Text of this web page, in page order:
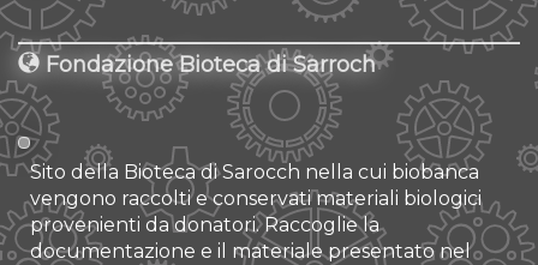
Fondazione Bioteca di Sarroch
Sito della Bioteca di Sarocch nella cui biobanca
vengono raccolti e conservati materiali biologici
provenienti da donatori. Raccoglie la
documentazione e il materiale presentato nel